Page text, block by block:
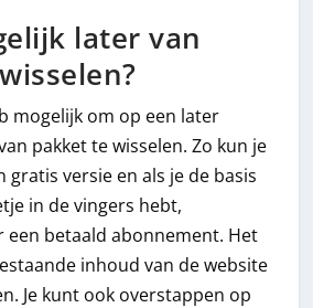
later van
mogelijk om op een later
pakket te wisselen. Zo kun je
gratis versie en als je de basis
in de vingers hebt,
een betaald abonnement. Het
inhoud van de website
Je kunt ook overstappen op